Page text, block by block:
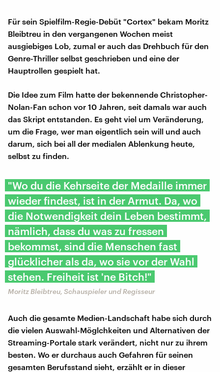
Für sein Spielfilm-Regie-Debüt "Cortex" bekam Moritz
Bleibtreu in den vergangenen Wochen meist
ausgiebiges Lob, zumal er auch das Drehbuch für den
Genre-Thriller selbst geschrieben und eine der
Hauptrollen gespielt hat.
Die Idee zum Film hatte der bekennende Christopher-
Nolan-Fan schon vor 10 Jahren, seit damals war auch
das Skript entstanden. Es geht viel um Veränderung,
um die Frage, wer man eigentlich sein will und auch
darum, sich bei all der medialen Ablenkung heute,
selbst zu finden.
"Wo du die Kehrseite der Medaille immer
wieder findest, ist in der Armut. Da, wo
die Notwendigkeit dein Leben bestimmt,
nämlich, dass du was zu fressen
bekommst, sind die Menschen fast
glücklicher als da, wo sie vor der Wahl
stehen. Freiheit ist 'ne Bitch!"
Moritz Bleibtreu, Schauspieler und Regisseur
Auch die gesamte Medien-Landschaft habe sich durch
die vielen Auswahl-Möglchkeiten und Alternativen der
Streaming-Portale stark verändert, nicht nur zu ihrem
besten. Wo er durchaus auch Gefahren für seinen
gesamten Berufsstand sieht, erzählt er in dieser